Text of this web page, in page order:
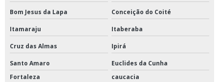
Bom Jesus da Lapa Conceição do Coité
Itamaraju Itaberaba
Cruz das Almas Ipirá
Santo Amaro
Euclides da Cunha
Fortaleza
caucacia